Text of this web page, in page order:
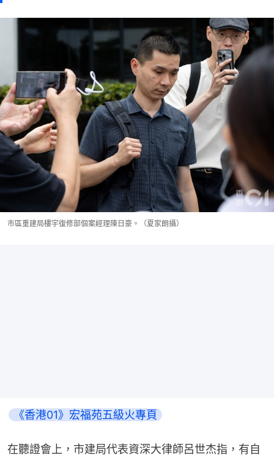
市區重建局樓宇復修部個案經理陳日豪。（夏家朗攝）
《香港01》宏福苑五級火專頁
在聽證會上，市建局代表資深大律師呂世杰指，有自